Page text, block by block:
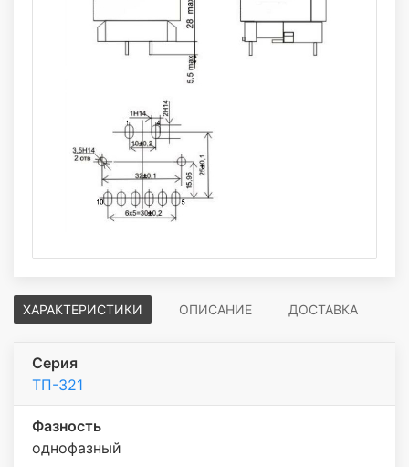
ХАРАКТЕРИСТИКИ ОПИСАНИЕ ДОСТАВКА
Серия
ТП-321
Фазность
однофазный